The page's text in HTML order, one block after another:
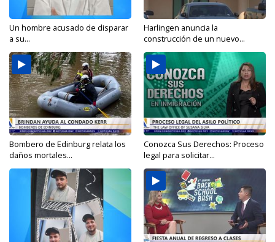
Un hombre acusado de disparar
a su...
Harlingen anuncia la
construcción de un nuevo...
Bombero de Edinburg relata los
daños mortales...
Conozca Sus Derechos: Proceso
legal para solicitar...